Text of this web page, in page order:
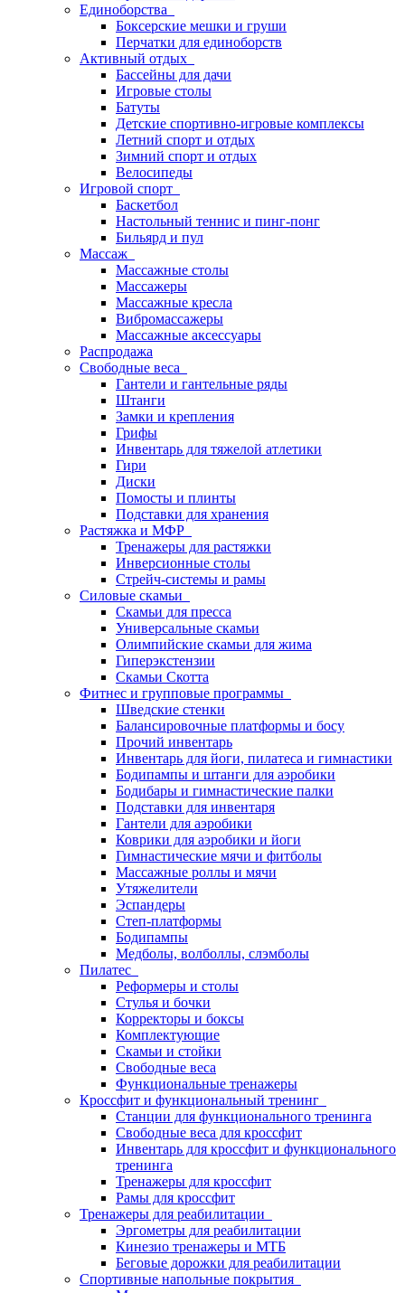
Единоборства
Боксерские мешки и груши
Перчатки для единоборств
Активный отдых
Бассейны для дачи
Игровые столы
Батуты
Детские спортивно-игровые комплексы
Летний спорт и отдых
Зимний спорт и отдых
Велосипеды
Игровой спорт
Баскетбол
Настольный теннис и пинг-понг
Бильярд и пул
Массаж
Массажные столы
Массажеры
Массажные кресла
Вибромассажеры
Массажные аксессуары
Распродажа
Свободные веса
Гантели и гантельные ряды
Штанги
Замки и крепления
Грифы
Инвентарь для тяжелой атлетики
Гири
Диски
Помосты и плинты
Подставки для хранения
Растяжка и МФР
Тренажеры для растяжки
Инверсионные столы
Стрейч-системы и рамы
Силовые скамьи
Скамьи для пресса
Универсальные скамьи
Олимпийские скамьи для жима
Гиперэкстензии
Скамьи Скотта
Фитнес и групповые программы
Шведские стенки
Балансировочные платформы и босу
Прочий инвентарь
Инвентарь для йоги, пилатеса и гимнастики
Бодипампы и штанги для аэробики
Бодибары и гимнастические палки
Подставки для инвентаря
Гантели для аэробики
Коврики для аэробики и йоги
Гимнастические мячи и фитболы
Массажные роллы и мячи
Утяжелители
Эспандеры
Степ-платформы
Бодипампы
Медболы, волболлы, слэмболы
Пилатес
Реформеры и столы
Стулья и бочки
Корректоры и боксы
Комплектующие
Скамьи и стойки
Свободные веса
Функциональные тренажеры
Кроссфит и функциональный тренинг
Станции для функционального тренинга
Свободные веса для кроссфит
Инвентарь для кроссфит и функционального
тренинга
Тренажеры для кроссфит
Рамы для кроссфит
Тренажеры для реабилитации
Эргометры для реабилитации
Кинезио тренажеры и МТБ
Беговые дорожки для реабилитации
Спортивные напольные покрытия